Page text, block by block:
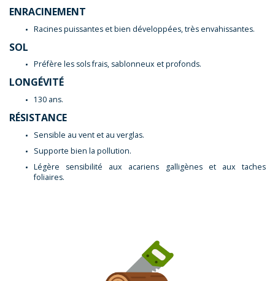
ENRACINEMENT
Racines puissantes et bien développées, très envahissantes.
SOL
Préfère les sols frais, sablonneux et profonds.
LONGÉVITÉ
130 ans.
RÉSISTANCE
Sensible au vent et au verglas.
Supporte bien la pollution.
Légère sensibilité aux acariens galligènes et aux taches
foliaires.